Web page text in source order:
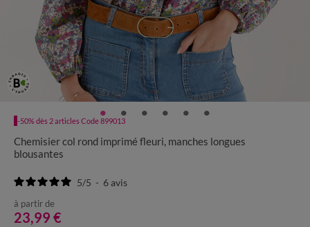
-50% dès 2 articles Code 899013
Chemisier col rond imprimé fleuri, manches longues
blousantes
5/5 - 6avis
à partir de
23,99 €